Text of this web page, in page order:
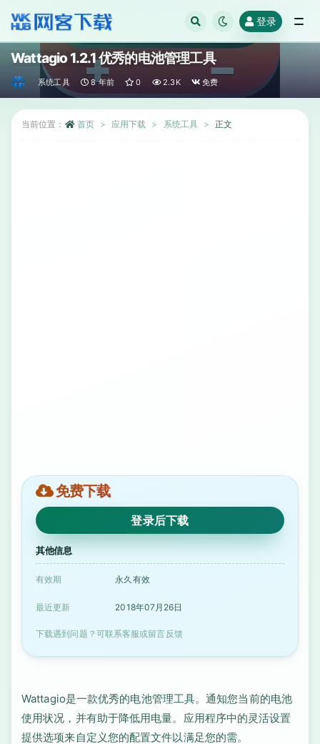
登录
Wattagio 1.2.1 优秀的电池管理工具
系统工具 8 年前 0 2.3K 免费
当前位置： 首页 应用下载 系统工具 正文
免费下载
登录后下载
其他信息
有效期 永久有效
最近更新 2018年07月26日
下载遇到问题？可联系客服或留言反馈
Wattagio是一款优秀的电池管理工具。通知您当前的电池
使用状况，并有助于降低用电量。应用程序中的灵活设置
提供选项来自定义您的配置文件以满足您的需。
全部